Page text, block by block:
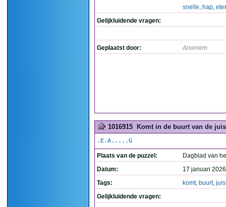
snelle, hap,
Gelijkluidende vragen:
Geplaatst door: Anoniem
1016915 Komt in de buurt van de
.E.A.....G
Plaats van de puzzel:
Dagblad van
Datum:
17 januari
Tags:
komt, buurt,
Gelijkluidende vragen: